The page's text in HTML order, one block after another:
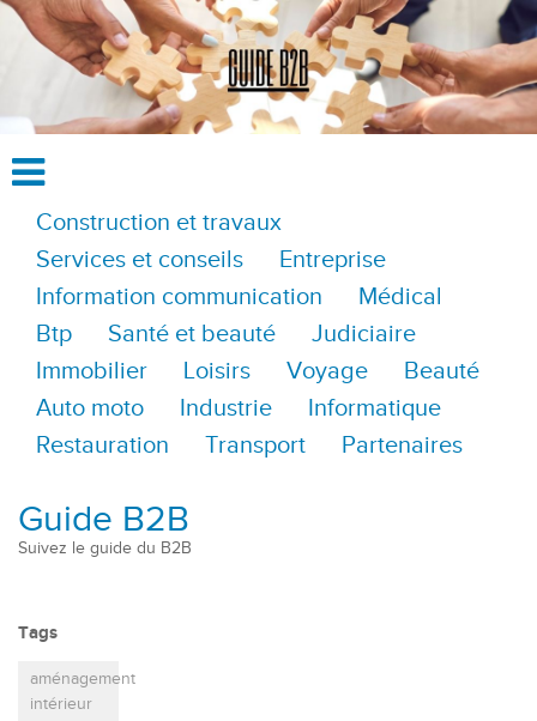
Construction et travaux
Services et conseils
Entreprise
Information communication
Médical
Btp
Santé et beauté
Judiciaire
Immobilier
Loisirs Voyage
Beauté
Auto moto
Industrie
Informatique
Restauration
Transport Partenaires
Guide B2B
Suivez le guide du B2B
Tags
aménagement
intérieur